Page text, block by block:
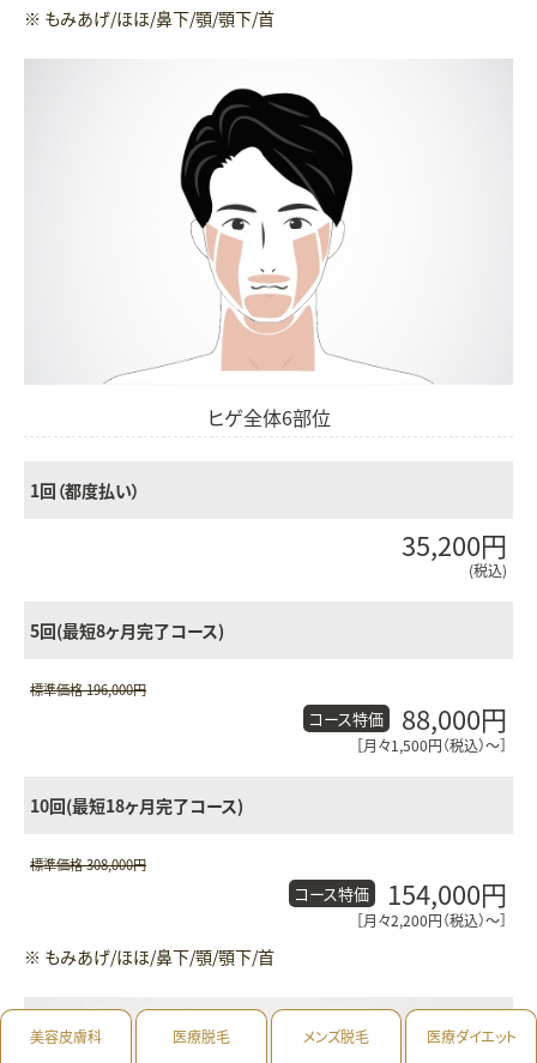
※ もみあげ/ほほ/鼻下/顎/顎下/首
ヒゲ全体6部位
1回（都度払い）
35,200円
(税込)
5回(最短8ヶ月完了コース)
標準価格 196,000円
コース特価 88,000円
［月々1,500円（税込）〜］
10回(最短18ヶ月完了コース)
標準価格 308,000円
コース特価 154,000円
［月々2,200円（税込）〜］
※ もみあげ/ほほ/鼻下/顎/顎下/首
美容皮膚科 医療脱毛 メンズ脱毛 医療ダイエット